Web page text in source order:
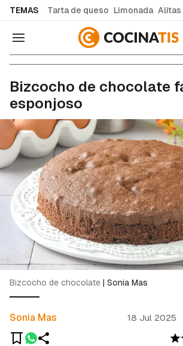
TEMAS Tarta de queso Limonada Alitas
Navegación
Bizcocho de chocolate
esponjoso
Sonia Mas 18 Jul 2025
Bizcocho de chocolate | Sonia Mas